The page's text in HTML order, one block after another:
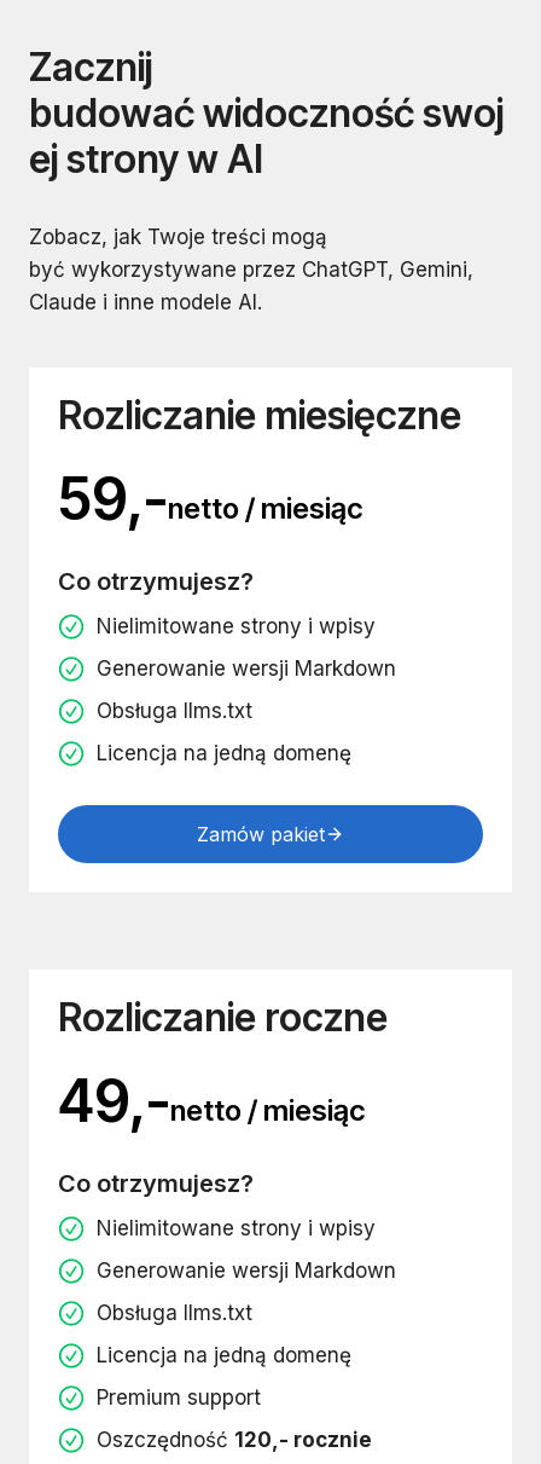
Zacznij
budować widoczność swoj
ej strony w AI
Zobacz, jak Twoje treści mogą
być wykorzystywane przez ChatGPT, Gemini,
Claude i inne modele AI.
Rozliczanie miesięczne
59,-netto / miesiąc
Co otrzymujesz?
Nielimitowane strony i wpisy
Generowanie wersji Markdown
Obsługa llms.txt
Licencja na jedną domenę
Zamów pakiet
Rozliczanie roczne
49,-netto / miesiąc
Co otrzymujesz?
Nielimitowane strony i wpisy
Generowanie wersji Markdown
Obsługa llms.txt
Licencja na jedną domenę
Premium support
Oszczędność 120,- rocznie